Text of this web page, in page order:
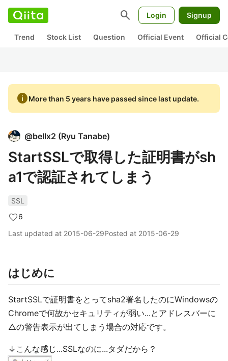
search Login Signup
Trend Stock List Question Official Event Official
infoMore than 5 years have passed since last update.
@bellx2 (Ryu Tanabe)
StartSSLで取得した証明書がsh
a1で認証されてしまう
SSL
6
Last updated at 2015-06-29Posted at 2015-06-29
はじめに
StartSSLで証明書をとってsha2署名したのにWindowsの
Chromeで何故かセキュリティが弱い...とアドレスバーに
△の警告表示が出てしまう場合の対応です。
↓こんな感じ...SSLなのに...タダだから？